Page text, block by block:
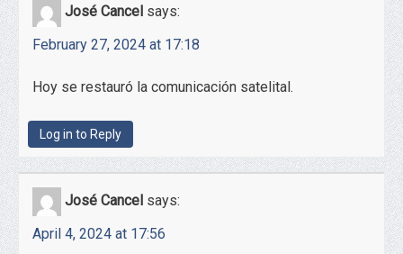
José Cancel says:
February 27, 2024 at 17:18
Hoy se restauró la comunicación satelital.
Log in to Reply
José Cancel says:
April 4, 2024 at 17:56